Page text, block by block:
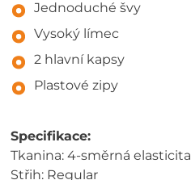
Jednoduché švy
Vysoký límec
2 hlavní kapsy
Plastové zipy
Specifikace:
Tkanina: 4-směrná elasticita
Střih: Regular